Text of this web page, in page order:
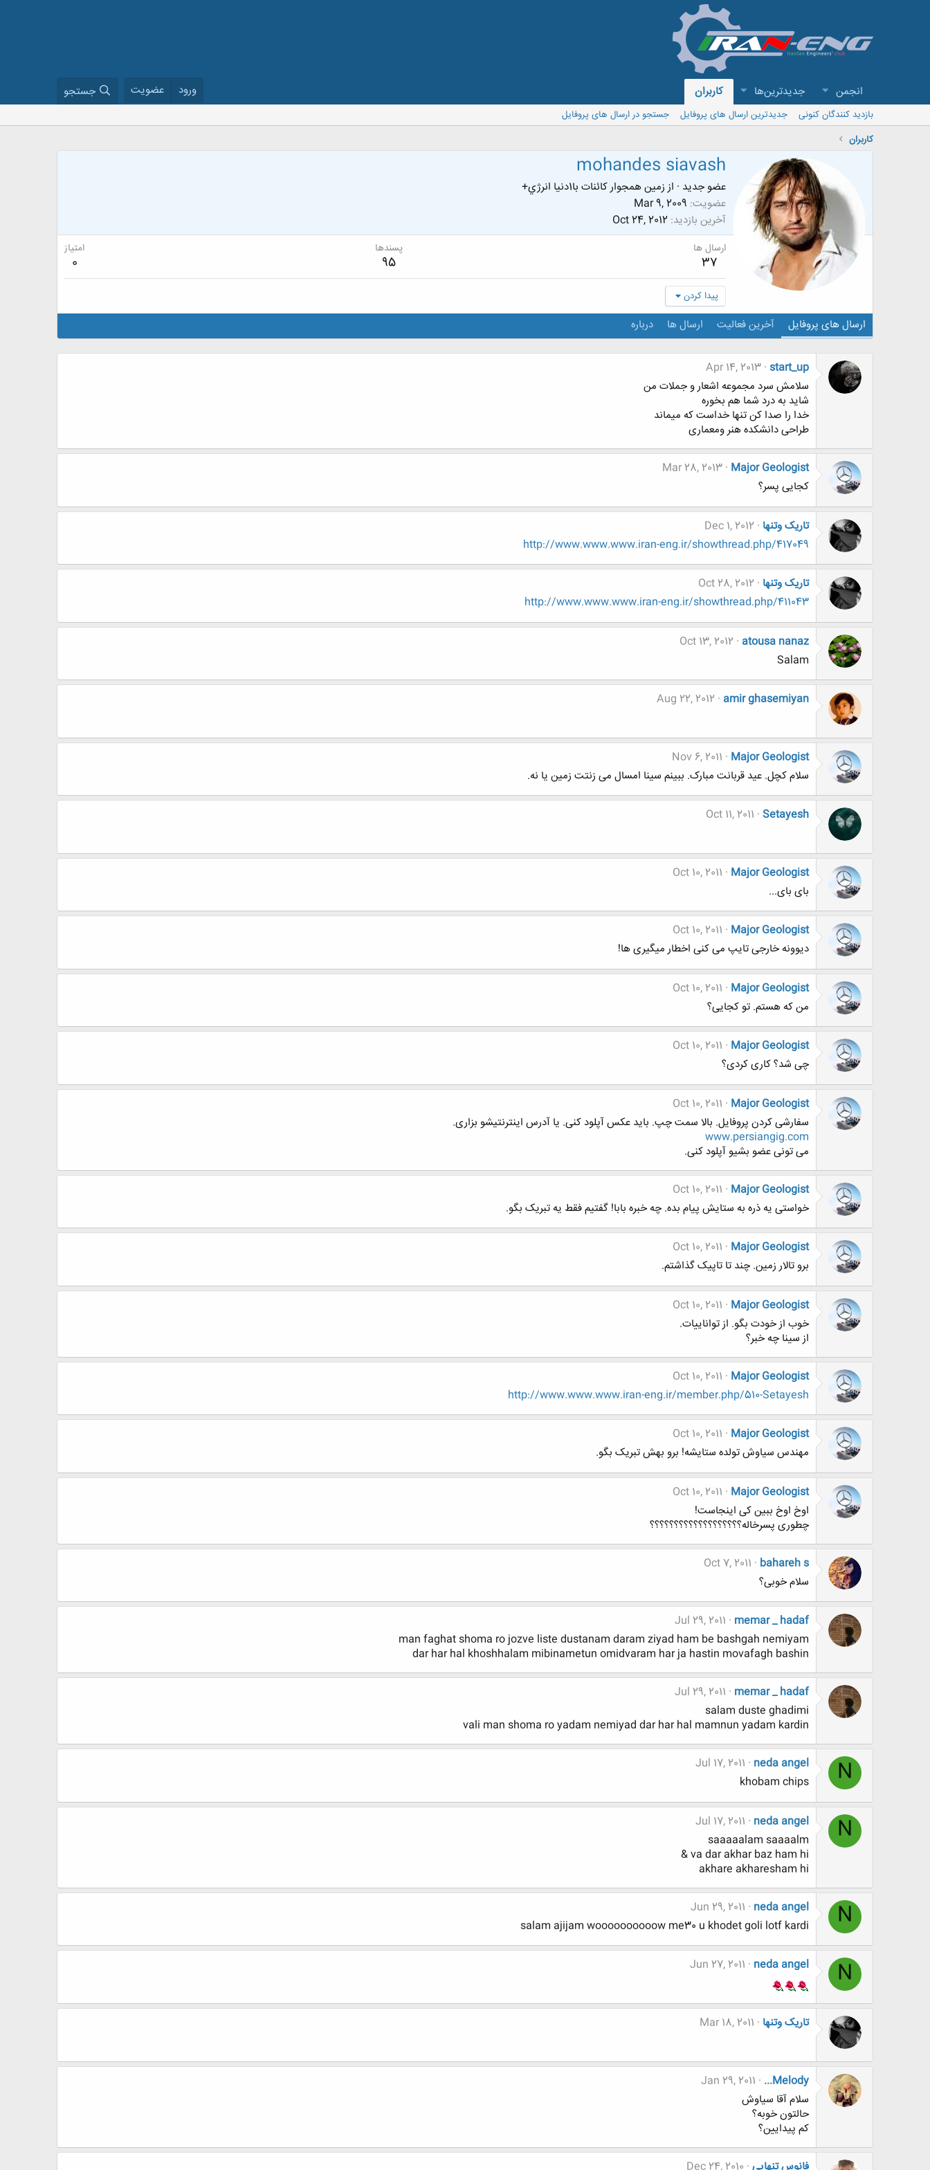
انجمن جدیدترین‌ها کاربران ورود عضویت جستجو
بازدید کنندگان کنونی جدیدترین ارسال های پروفایل
جستجو در ارسال های پروفایل
کاربران
mohandes siavash
عضو جدید · از زمين همجوار كائنات با1دنيا انرژي+
عضویت Mar 9, 2009
آخرین بازدید Oct 24, 2012
ارسال ها
37
پسندها
95
امتیاز
0
پیدا کردن
ارسال های پروفایل آخرین فعالیت ارسال ها درباره
start_up
Apr 14, 2013
سلامش سرد مجموعه اشعار و جملات من
شاید به درد شما هم بخوره
خدا را صدا کن تنها خداست که میماند
طراحی دانشکده هنر ومعماری
Major Geologist
Mar 28, 2013
کجایی پسر؟
تاریک وتنها Dec 1, 2012
http://www.www.www.iran-eng.ir/showthread.php/417049
تاریک وتنها Oct 28, 2012
http://www.www.www.iran-eng.ir/showthread.php/411043
atousa nanaz
Oct 13, 2012
Salam
amir ghasemiyan
Aug 22, 2012
Major Geologist
Nov 6, 2011
سلام کچل. عید قربانت مبارک. ببینم سینا امسال می زنتت زمین یا نه.
Setayesh
Oct 11, 2011
Major Geologist
Oct 10, 2011
بای بای...
Major Geologist
Oct 10, 2011
دیوونه خارجی تایپ می کنی اخطار میگیری ها!
Major Geologist
Oct 10, 2011
من که هستم. تو کجایی؟
Major Geologist
Oct 10, 2011
چی شد؟ کاری کردی؟
Major Geologist
Oct 10, 2011
سفارشی کردن پروفایل. بالا سمت چپ. باید عکس آپلود کنی. یا آدرس اینترنتیشو بزاری.
www.persiangig.com
می تونی عضو بشیو آپلود کنی.
Major Geologist
Oct 10, 2011
خواستی یه ذره به ستایش پیام بده. چه خبره بابا! گفتیم فقط یه تبریک بگو.
Major Geologist
Oct 10, 2011
برو تالار زمین. چند تا تاپیک گذاشتم.
Major Geologist
Oct 10, 2011
خوب از خودت بگو. از تواناییات.
از سینا چه خبر؟
Major Geologist
Oct 10, 2011
http://www.www.www.iran-eng.ir/member.php/510-Setayesh
Major Geologist
Oct 10, 2011
مهندس سیاوش تولده ستایشه! برو بهش تبریک بگو.
Major Geologist
Oct 10, 2011
اوخ اوخ ببین کی اینجاست!
چطوری پسرخاله؟؟؟؟؟؟؟؟؟؟؟؟؟؟؟؟؟؟؟
bahareh s
Oct 7, 2011
سلام خوبی؟
memar _ hadaf
Jul 29, 2011
man faghat shoma ro jozve liste dustanam daram ziyad ham be bashgah nemiyam
dar har hal khoshhalam mibinametun omidvaram har ja hastin movafagh bashin
memar _ hadaf
Jul 29, 2011
salam duste ghadimi
vali man shoma ro yadam nemiyad dar har hal mamnun yadam kardin
N
neda angel
Jul 17, 2011
khobam chips
N
neda angel
Jul 17, 2011
saaaaalam saaaalm
va dar akhar baz ham hi &
akhare akharesham hi
N
neda angel
Jun 29, 2011
salam ajijam woooooooooow me30 u khodet goli lotf kardi
N
neda angel
Jun 27, 2011
تاریک وتنها Mar 18, 2011
...Melody
Jan 29, 2011
سلام آقا سياوش
حالتون خوبه؟
كم پيدايين؟